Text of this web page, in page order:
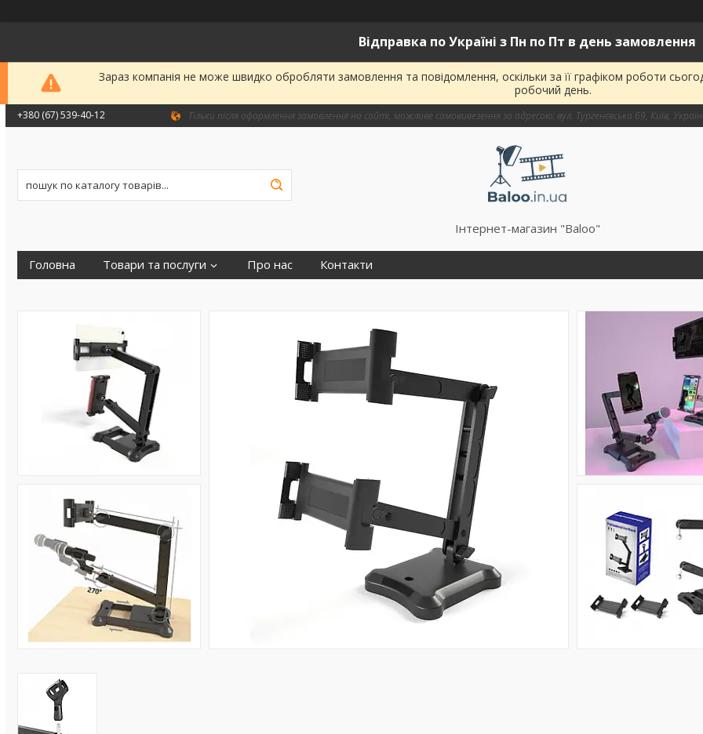
Відправка по Україні з Пн по Пт в день замовлення
Зараз компанія не може швидко обробляти замовлення та повідомлення, оскільки за її графіком роботи
робочий день.
+380 (67) 539-40-12 Тільки після оформлення замовлення на сайті, можливе самовивезення за адресою: вул. Тургенєвська 69, Київ,
Інтернет-магазин "Baloo"
Головна Товари та послуги Про нас Контакти